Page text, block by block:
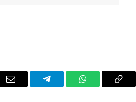
Email Telegram WhatsAppCopy